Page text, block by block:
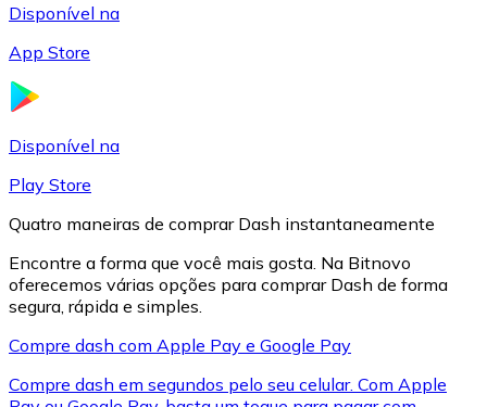
XRP
Disponível na
App Store
Disponível na
Play Store
Quatro maneiras de comprar Dash instantaneamente
Encontre a forma que você mais gosta. Na Bitnovo
oferecemos várias opções para comprar Dash de forma
segura, rápida e simples.
Compre dash com Apple Pay e Google Pay
Compre dash em segundos pelo seu celular. Com Apple